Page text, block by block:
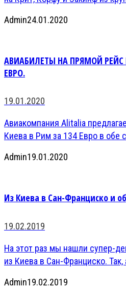
Admin24.01.2020
АВИАБИЛЕТЫ НА ПРЯМОЙ РЕЙС
ЕВРО.
19.01.2020
Авиакомпания Alitalia
Киева в Рим за 134 Евро в обе
Admin19.01.2020
Из Киева в Сан-Франциско и
19.02.2019
На этот раз мы нашли супер-
из Киева в Сан-Франциско. Так,
Admin19.02.2019